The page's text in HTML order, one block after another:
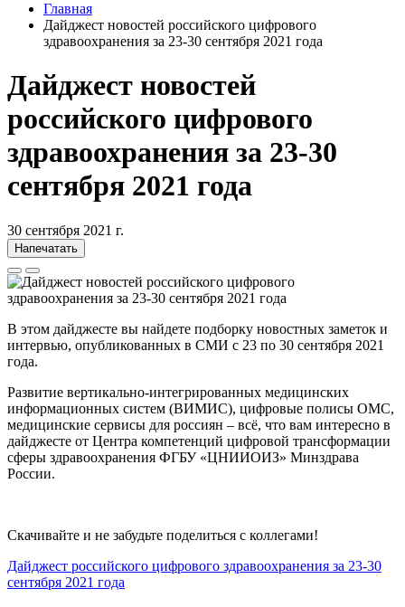
Главная
Дайджест новостей российского цифрового
здравоохранения за 23-30 сентября 2021 года
Дайджест новостей
российского цифрового
здравоохранения за 23-30
сентября 2021 года
30 сентября 2021 г.
Напечатать
В этом дайджесте вы найдете подборку новостных заметок и
интервью, опубликованных в СМИ с 23 по 30 сентября 2021
года.
Развитие вертикально-интегрированных медицинских
информационных систем (ВИМИС), цифровые полисы ОМС,
медицинские сервисы для россиян – всё, что вам интересно в
дайджесте от Центра компетенций цифровой трансформации
сферы здравоохранения ФГБУ «ЦНИИОИЗ» Минздрава
России.
Скачивайте и не забудьте поделиться с коллегами!
Дайджест российского цифрового здравоохранения за 23-30
сентября 2021 года